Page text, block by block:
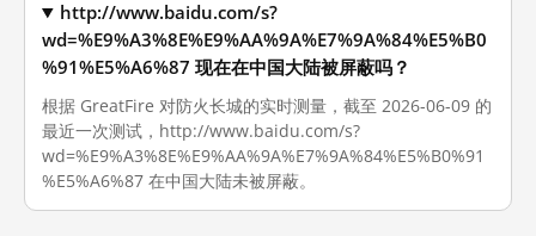
http://www.baidu.com/s?
wd=%E9%A3%8E%E9%AA%9A%E7%9A%84%E5%B0
%91%E5%A6%87 现在在中国大陆被屏蔽吗？
根据 GreatFire 对防火长城的实时测量，截至 2026-06-09 的
最近一次测试，http://www.baidu.com/s?
wd=%E9%A3%8E%E9%AA%9A%E7%9A%84%E5%B0%91
%E5%A6%87 在中国大陆未被屏蔽。